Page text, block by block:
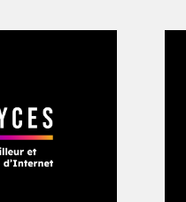
Ce visage, rond
célèbre
Chine. Mais le